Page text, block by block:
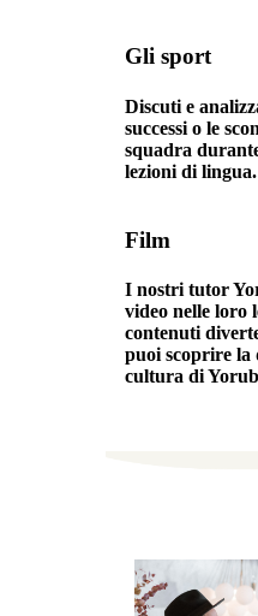
Gli sport
Discuti e
successi o le
squadra
lezioni di lingua.
Film
I nostri tutor
video nelle loro
contenuti
puoi scoprire la
cultura di